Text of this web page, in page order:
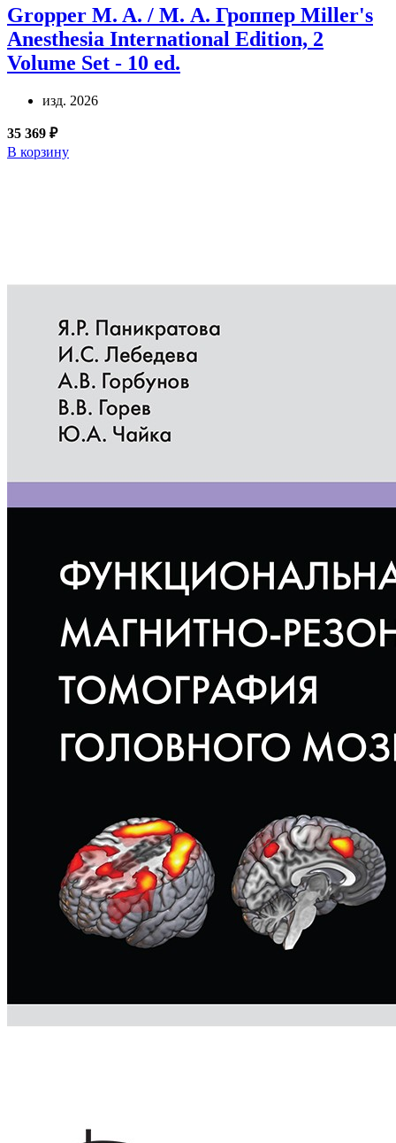
Gropper M. A. / М. А. Гроппер Miller's
Anesthesia International Edition, 2
Volume Set - 10 ed.
изд. 2026
35 369 ₽
В корзину